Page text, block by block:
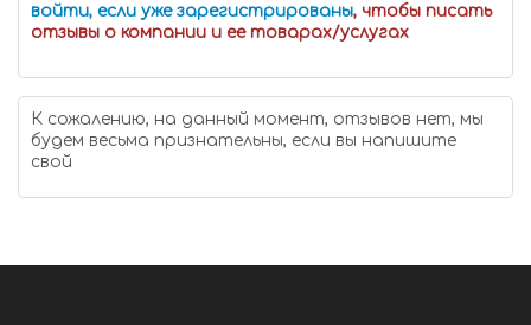
войти, если уже зарегистрированы, чтобы писать
отзывы о компании и ее товарах/услугах
К сожалению, на данный момент, отзывов нет, мы
будем весьма признательны, если вы напишите
свой